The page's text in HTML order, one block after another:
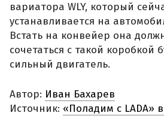
вариатора WLY, который
устанавливается на
Встать на конвейер она
сочетаться с такой коробкой
сильный двигатель.
Автор: Иван Бахарев
Источник: «Поладим с LADA»